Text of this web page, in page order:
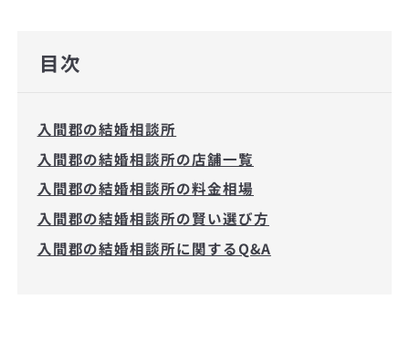
目次
入間郡の結婚相談所
入間郡の結婚相談所の店舗一覧
入間郡の結婚相談所の料金相場
入間郡の結婚相談所の賢い選び方
入間郡の結婚相談所に関するQ&A